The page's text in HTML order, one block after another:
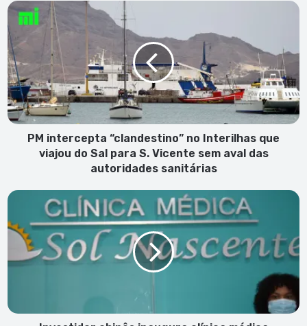
PM
intercepta
“clandestino”
no
Interilhas
que
viajou
do
Sal
aval
autoridades
sanitárias
PM intercepta “clandestino” no Interilhas que
viajou do Sal para S. Vicente sem aval das
autoridades sanitárias
Investidor
inaugura
clínica
médica
moderna
inúmeras